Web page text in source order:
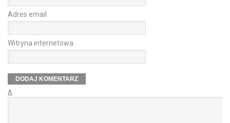
Adres email
Witryna internetowa
Δ